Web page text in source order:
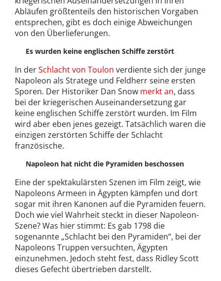
Abläufen größtenteils den historischen Vorgaben
entsprechen, gibt es doch einige Abweichungen
von den Überlieferungen.
Es wurden keine englischen Schiffe zerstört
In derSchlacht von Toulon verdiente sich der junge
Napoleon als Stratege und Feldherr seine ersten
Sporen. Der Historiker Dan Snow merkt an, dass
bei der kriegerischen Auseinandersetzung gar
keine englischen Schiffe zerstört wurden. Im Film
wird aber eben jenes gezeigt. Tatsächlich waren die
einzigen zerstörten Schiffe der Schlacht
französische.
Napoleon hat nicht die Pyramiden beschossen
Eine der spektakulärsten Szenen im Film zeigt, wie
Napoleons Armeen in Ägypten kämpfen und dort
sogar mit ihren Kanonen auf die Pyramiden feuern.
Doch wie viel Wahrheit steckt in dieser Napoleon-
Szene? Was hier stimmt: Es gab 1798 die
sogenannte „Schlacht bei den Pyramiden“, bei der
Napoleons Truppen versuchten, Ägypten
einzunehmen. Jedoch steht fest, dass Ridley Scott
dieses Gefecht übertrieben darstellt.